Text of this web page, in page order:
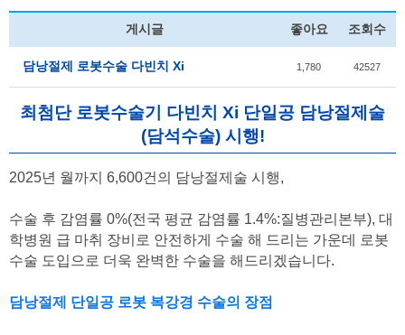
게시글 좋아요 조회수
담낭절제 로봇수술 다빈치 Xi 1,780 42527
최첨단 로봇수술기 다빈치 Xi 단일공 담낭절제술
(담석수술) 시행!
2025년 월까지 6,600건의 담낭절제술 시행,
수술 후 감염률 0%(전국 평균 감염률 1.4%:질병관리본부), 대
학병원 급 마취 장비로 안전하게 수술 해 드리는 가운데 로봇
수술 도입으로 더욱 완벽한 수술을 해드리겠습니다.
담낭절제 단일공 로봇 복강경 수술의 장점